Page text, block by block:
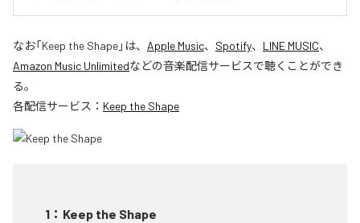
なお「Keep the Shape」は、 Apple Music、 Spotify、 LINE MUSIC、
Amazon Music Unlimitedなどの音楽配信サービスで聴くことができ
る。
各配信サービス： Keep the Shape
1 ： Keep the Shape